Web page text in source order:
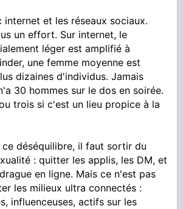
internet et les réseaux sociaux.
un effort. Sur internet, le
léger est amplifié à
une femme moyenne est
dizaines d'individus. Jamais
30 hommes sur le dos en soirée.
trois si c'est un lieu propice à la
déséquilibre, il faut sortir du
: quitter les applis, les DM, et
en ligne. Mais ce n'est pas
les milieux ultra connectés :
influenceuses, actifs sur les